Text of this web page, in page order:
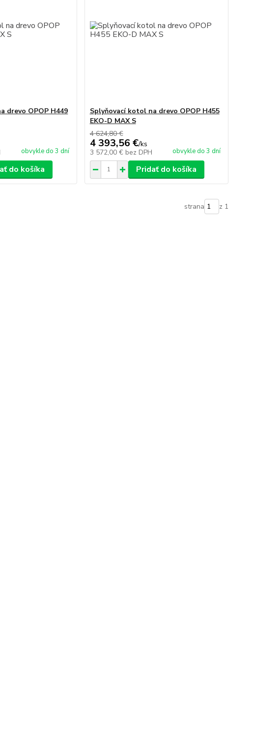
drevo OPOP H449
obvykle do 3 dní
do košíka
Splyňovací kotol na drevo OPOP H455
EKO-D MAX S
4 624,80 €
4 393,56 €/ks
3 572,00 € bez DPH obvykle do 3 dní
Pridať do košíka
strana z 1